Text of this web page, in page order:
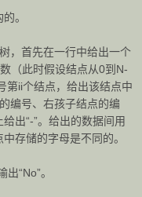
。
，首先在一行中给出一个
（此时假设结点从0到N-
第ii个结点，给出该结点中
编号、右孩子结点的编
出“-”。给出的数据间用
存储的字母是不同的。
“No”。